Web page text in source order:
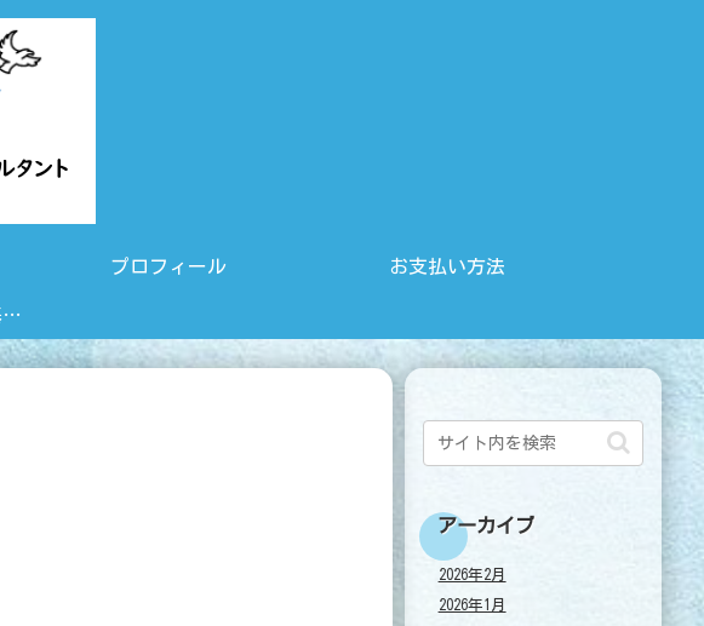
プロフィール お支払い方法
特定商取引に関する法律に基づく表示
アーカイブ
2026年2月
2026年1月